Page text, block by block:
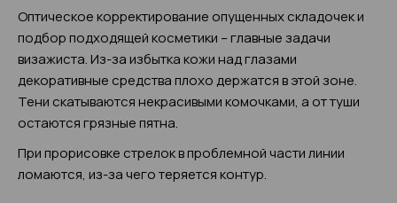
Оптическое корректирование опущенных складочек и
подбор подходящей косметики – главные задачи
визажиста. Из-за избытка кожи над глазами
декоративные средства плохо держатся в этой зоне.
Тени скатываются некрасивыми комочками, а от туши
остаются грязные пятна.
При прорисовке стрелок в проблемной части линии
ломаются, из-за чего теряется контур.